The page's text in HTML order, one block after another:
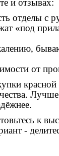
и отзывах:
отделы с
«под
от
к
-